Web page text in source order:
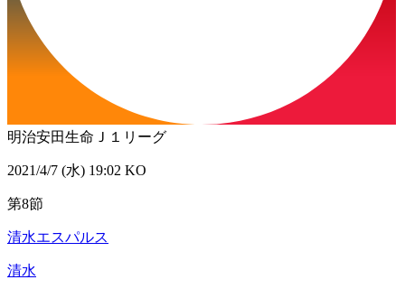
明治安田生命Ｊ１リーグ
2021/4/7 (水) 19:02 KO
第8節
清水エスパルス
清水